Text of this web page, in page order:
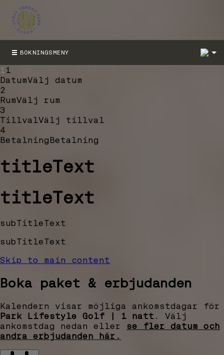
BOKNINGSMENY
11
DatumVälj datum
2
RumVälj rum
3
TillvalVälj tillval
4
BetalningBetalning
titleText
titleText
subTitleText
subTitleText
Skip to main content
Boka paket & erbjudanden
Kalendern visar möjliga ankomstdagar för
Park Lifestyle Golf | 1 natt . Välj
ankomstdag nedan eller se fler datum och
andra erbjudanden här.